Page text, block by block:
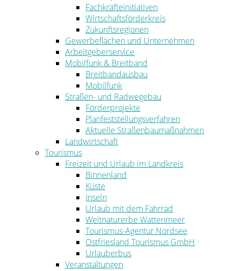
Fachkräfteinitiativen
Wirtschaftsförderkreis
Zukunftsregionen
Gewerbeflächen und Unternehmen
Arbeitgeberservice
Mobilfunk & Breitband
Breitbandausbau
Mobilfunk
Straßen- und Radwegebau
Förderprojekte
Planfeststellungsverfahren
Aktuelle Straßenbaumaßnahmen
Landwirtschaft
Tourismus
Freizeit und Urlaub im Landkreis
Binnenland
Küste
Inseln
Urlaub mit dem Fahrrad
Weltnaturerbe Wattenmeer
Tourismus-Agentur Nordsee
Ostfriesland Tourismus GmbH
Urlauberbus
Veranstaltungen